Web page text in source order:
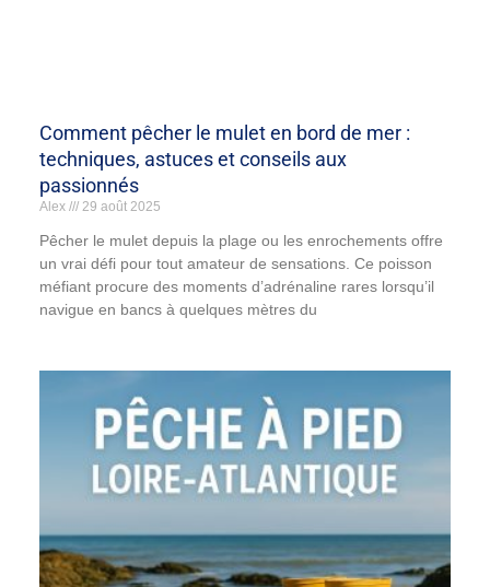
Comment pêcher le mulet en bord de mer :
techniques, astuces et conseils aux
passionnés
Alex 29 août 2025
Pêcher le mulet depuis la plage ou les enrochements offre
un vrai défi pour tout amateur de sensations. Ce poisson
méfiant procure des moments d’adrénaline rares lorsqu’il
navigue en bancs à quelques mètres du